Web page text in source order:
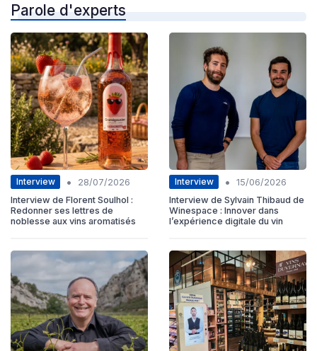
Parole d'experts
Interview •
28/07/2026
Interview de Florent Soulhol :
Redonner ses lettres de
noblesse aux vins aromatisés
Interview •
15/06/2026
Interview de Sylvain Thibaud de
Winespace : Innover dans
l’expérience digitale du vin